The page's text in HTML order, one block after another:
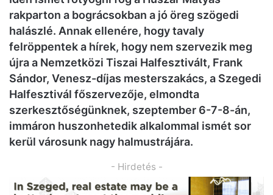
rakparton a bográcsokban a jó öreg szögedi
halászlé. Annak ellenére, hogy tavaly
felröppentek a hírek, hogy nem szervezik meg
újra a Nemzetközi Tiszai Halfesztivált, Frank
Sándor, Venesz-díjas mesterszakács, a Szegedi
Halfesztivál főszervezője, elmondta
szerkesztőségünknek, szeptember 6-7-8-án,
immáron huszonhetedik alkalommal ismét sor
kerül városunk nagy halmustrájára.
- Hirdetés -